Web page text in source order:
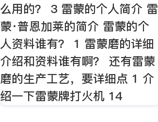
么用的？ 3 雷蒙的个人简介 雷
蒙·普恩加莱的简介 雷蒙的个
人资料谁有？ 1 雷蒙磨的详细
介绍和资料谁有啊？ 还有雷蒙
磨的生产工艺，要详细点 1 介
绍一下雷蒙牌打火机 14